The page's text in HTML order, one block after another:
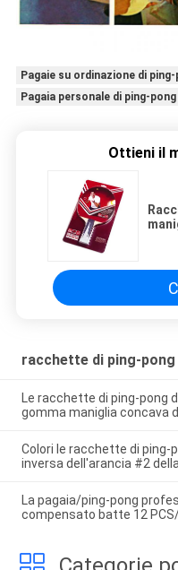
Pagaie su ordinazione di
Pagaia personale di ping-pong
Ottieni il
racchette di ping-pong
Le racchette di ping-pong
gomma maniglia concava
Colori le racchette di ping-
inversa dell'arancia #2
La pagaia/ping-pong
compensato batte 12